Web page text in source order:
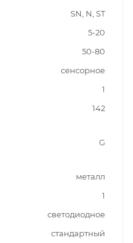
SN, N, ST
5-20
50-80
сенсорное
1
142
G
металл
1
светодиодное
стандартный